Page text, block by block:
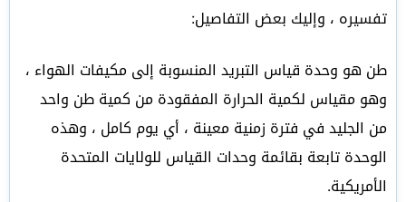
تفسيره ، وإليك بعض التفاصيل:
طن هو وحدة قياس التبريد المنسوبة إلى مكيفات الهواء ،
وهو مقياس لكمية الحرارة المفقودة من كمية طن واحد
من الجليد في فترة زمنية معينة ، أي يوم كامل ، وهذه
الوحدة تابعة بقائمة وحدات القياس للولايات المتحدة
الأمريكية.